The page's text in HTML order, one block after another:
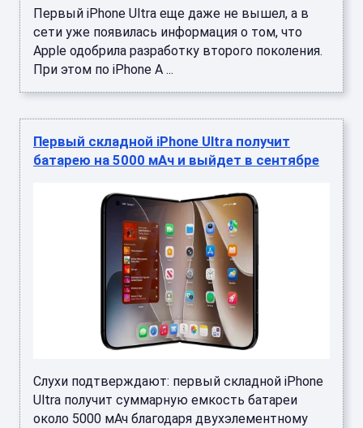
Первый iPhone Ultra еще даже не вышел, а в
сети уже появилась информация о том, что
Apple одобрила разработку второго поколения.
При этом по iPhone A ...
Первый складной iPhone Ultra получит
батарею на 5000 мАч и выйдет в сентябре
Слухи подтверждают: первый складной iPhone
Ultra получит суммарную емкость батареи
около 5000 мАч благодаря двухэлементному